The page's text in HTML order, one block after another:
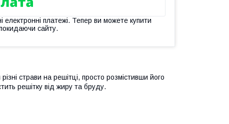
електронні платежі. Тепер ви можете купити
сайту.
страви на решітці, просто розмістивши його
решітку від жиру та бруду.